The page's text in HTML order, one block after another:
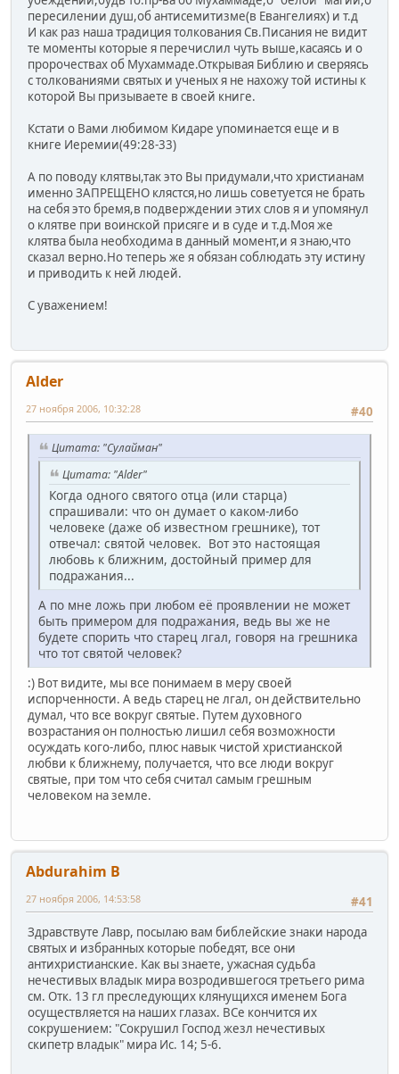
пересилении душ,об антисемитизме(в Евангелиях) и т.д
И как раз наша традиция толкования Св.Писания не видит
те моменты которые я перечислил чуть выше,касаясь и о
пророчествах об Мухаммаде.Открывая Библию и сверяясь
с толкованиями святых и ученых я не нахожу той истины к
которой Вы призываете в своей книге.
Кстати о Вами любимом Кидаре упоминается еще и в
книге Иеремии(49:28-33)
А по поводу клятвы,так это Вы придумали,что христианам
именно ЗАПРЕЩЕНО клястся,но лишь советуется не брать
на себя это бремя,в подверждении этих слов я и упомянул
о клятве при воинской присяге и в суде и т.д.Моя же
клятва была необходима в данный момент,и я знаю,что
сказал верно.Но теперь же я обязан соблюдать эту истину
и приводить к ней людей.
С уважением!
Alder
#40
27 ноября 2006, 10:32:28
Цитата: "Сулайман"
Цитата: "Alder"
Когда одного святого отца (или старца)
спрашивали: что он думает о каком-либо
человеке (даже об известном грешнике), тот
отвечал: святой человек. Вот это настоящая
любовь к ближним, достойный пример для
подражания...
А по мне ложь при любом её проявлении не может
быть примером для подражания, ведь вы же не
будете спорить что старец лгал, говоря на грешника
что тот святой человек?
:) Вот видите, мы все понимаем в меру своей
испорченности. А ведь старец не лгал, он действительно
думал, что все вокруг святые. Путем духовного
возрастания он полностью лишил себя возможности
осуждать кого-либо, плюс навык чистой христианской
любви к ближнему, получается, что все люди вокруг
святые, при том что себя считал самым грешным
человеком на земле.
Abdurahim B
#41
27 ноября 2006, 14:53:58
Здравствуте Лавр, посылаю вам библейские знаки народа
святых и избранных которые победят, все они
антихристианские. Как вы знаете, ужасная судьба
нечестивых владык мира возродившегося третьего рима
см. Отк. 13 гл преследующих клянущихся именем Бога
осуществляется на наших глазах. ВСе кончится их
сокрушением: "Сокрушил Господ жезл нечестивых
скипетр владык" мира Ис. 14; 5-6.